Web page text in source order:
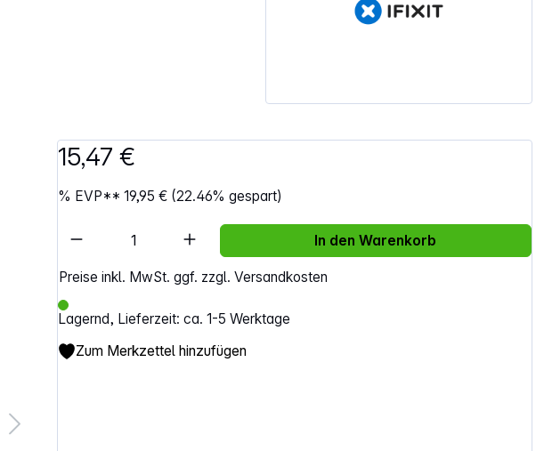
15,47 €
% EVP**19,95 € (22.46% gespart)
Preise inkl. MwSt. ggf. zzgl. Versandkosten
Lagernd, Lieferzeit: ca. 1-5 Werktage
Artikel Anzahl: Gib den gewünschten Wert ein
In den Warenkorb
Zum Merkzettel hinzufügen